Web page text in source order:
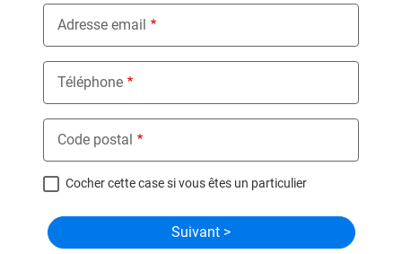
Adresse email
Téléphone
Code postal
Cocher cette case si vous êtes un particulier